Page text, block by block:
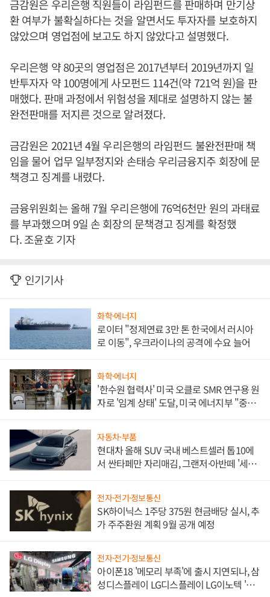
금감원은 우리은행 직원들이 라임펀드를 판매하며 만기상
환 여부가 불확실하다는 것을 알면서도 투자자를 보호하지
않았으며 영업점에 보고도 하지 않았다고 설명했다.
우리은행 약 80곳의 영업점은 2017년부터 2019년까지 일
반투자자 약 100명에게 사모펀드 114건(약 721억 원)을 판
매했다. 판매 과정에서 위험성을 제대로 설명하지 않는 불
완전판매를 저지른 것으로 알려졌다.
금감원은 2021년 4월 우리은행의 라임펀드 불완전판매 책
임을 물어 업무 일부정지와 손태승 우리금융지주 회장에 문
책경고 징계를 내렸다.
금융위원회는 올해 7월 우리은행에 76억6천만 원의 과태료
를 부과했으며 9일 손 회장의 문책경고 징계를 확정했
다. 조윤호 기자
인기기사
화학·에너지
로이터 "정제연료 3만 톤 한국에서 러시아
로 이동", 우크라이나의 공격에 수요 늘어
화학·에너지
'한수원 협력사' 미국 오클로 SMR 연구용 원
자로 '임계 상태' 도달, 미국 에너지부 "중요
자동차·부품
현대차 올해 SUV 국내 베스트셀러 톱10에
서 싼타페만 자리매김, 그랜저·아반떼 '세단
전자·전기·정보통신
SK하이닉스 1주당 375원 현금배당 실시, 추
가 주주환원 계획 9월 공개 예정
전자·전기·정보통신
아이폰18 '메모리 부족'에 출시 지연되나, 삼
성디스플레이 LG디스플레이 LG이노텍 '탈